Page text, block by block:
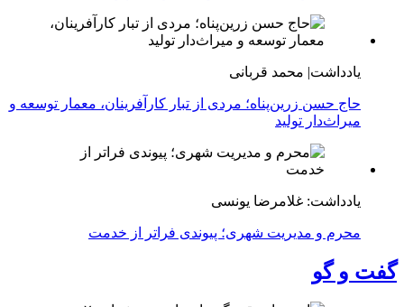
یادداشت| محمد قربانی
حاج حسن زرین‌پناه؛ مردی از تبار کارآفرینان، معمار توسعه و
میراث‌دار تولید
یادداشت: غلامرضا یونسی
محرم و مدیریت شهری؛ پیوندی فراتر از خدمت
گفت و گو